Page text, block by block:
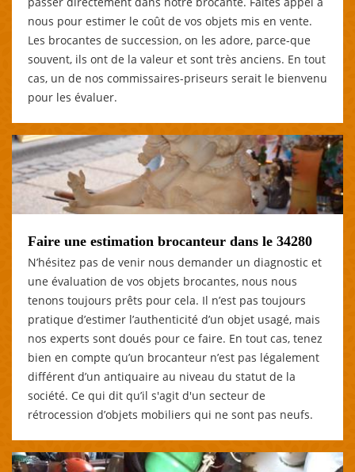
nous pour estimer le coût de vos objets mis en vente.
Les brocantes de succession, on les adore, parce-que
souvent, ils ont de la valeur et sont très anciens. En tout
cas, un de nos commissaires-priseurs serait le bienvenu
pour les évaluer.
Faire une estimation brocanteur dans le 34280
N’hésitez pas de venir nous demander un diagnostic et
une évaluation de vos objets brocantes, nous nous
tenons toujours prêts pour cela. Il n’est pas toujours
pratique d’estimer l’authenticité d’un objet usagé, mais
nos experts sont doués pour ce faire. En tout cas, tenez
bien en compte qu’un brocanteur n’est pas légalement
différent d’un antiquaire au niveau du statut de la
société. Ce qui dit qu’il s'agit d'un secteur de
rétrocession d’objets mobiliers qui ne sont pas neufs.